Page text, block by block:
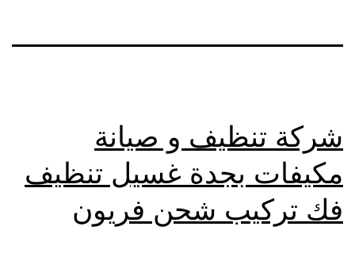
شركة تنظيف و صيانة
مكيفات بجدة غسيل تنظيف
فك تركيب شحن فريون